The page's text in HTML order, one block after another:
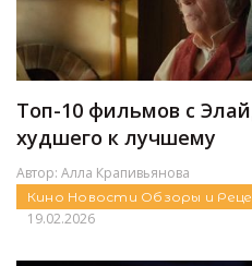
Топ-10 фильмов с
худшего к лучшему
Автор: Алла Крапивьянова
Кино Новости Обзоры и
19.02.2026